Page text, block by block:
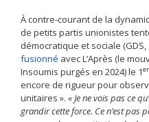
À contre-courant de la
de petits partis unionistes
démocratique et sociale
fusionné avec L’Après (le
Insoumis purgés en 2024) le 1er
encore de rigueur pour
unitaires ». « Je ne vois pas ce
grandir cette force. Ce n’est pas